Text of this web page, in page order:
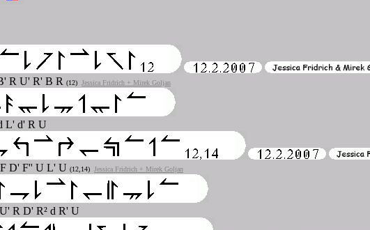
R U' R' B R (12) Jessica Fridrich + Mirek Goljan
L' d' R U
D' F'' U L' U (12,14) Jessica Fridrich + Mirek Goljan
R D' R² d R' U